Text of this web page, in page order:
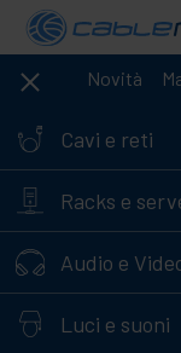
Novità
Cavi e reti
Racks e
Audio e
Luci e suoni